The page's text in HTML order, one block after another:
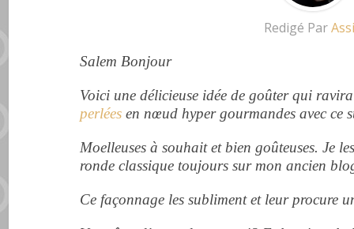
Redigé Par
Salem Bonjour
Voici une délicieuse idée de goûter qui
perlées en nœud hyper gourmandes avec ce
Moelleuses à souhait et bien goûteuses. Je
ronde classique toujours sur mon ancien
Ce façonnage les subliment et leur procure